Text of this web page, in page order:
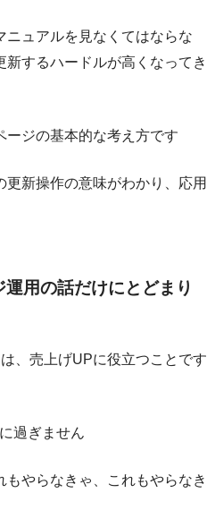
ニュアルを見なくてはならな
するハードルが高くなってき
ージの基本的な考え方です
新操作の意味がわかり、応用
用の話だけにとどまり
、売上げUPに役立つことです
過ぎません
やらなきゃ、これもやらなき